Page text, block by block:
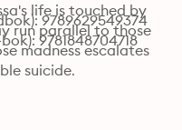
life is touched by
run parallel to those
madness escalates
suicide.
9789629549374
9781848704718